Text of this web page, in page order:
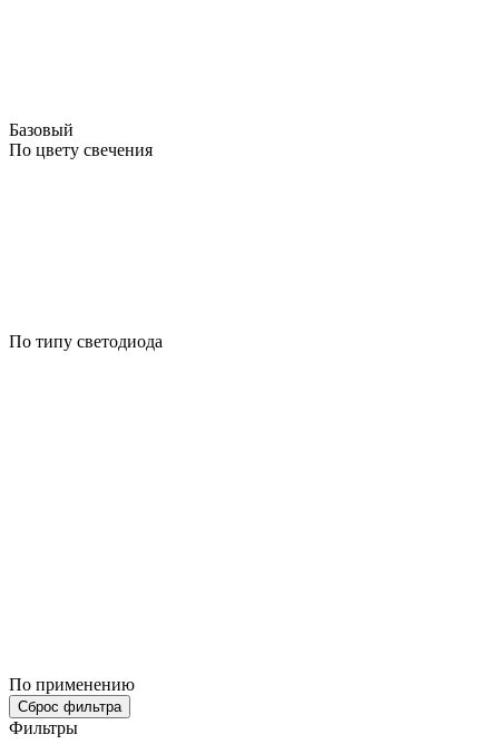
Базовый
По цвету свечения
По типу светодиода
По применению
Сброс фильтра
Фильтры